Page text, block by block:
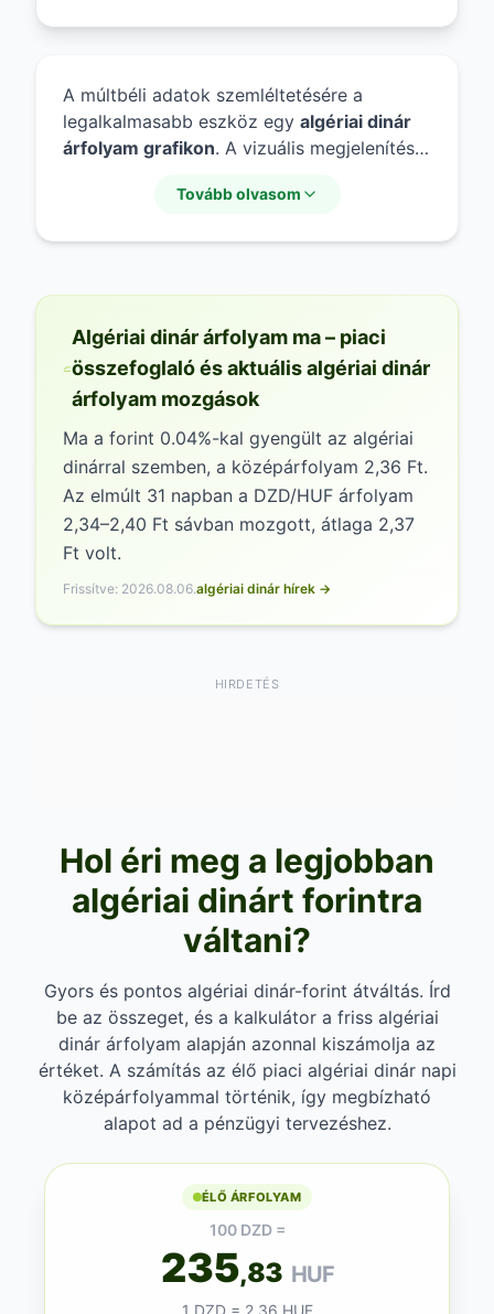
A múltbéli adatok szemléltetésére a
legalkalmasabb eszköz egy algériai dinár
árfolyam grafikon. A vizuális megjelenítés
hosszabb és rövidebb időtávon
múltbeli események és a forint viszonyának
megértésében.
Tovább olvasom
Algériai dinár árfolyam ma – piaci
összefoglaló és aktuális algériai dinár
árfolyam mozgások
Ma a forint 0.04%-kal gyengült az algériai
dinárral szemben, a középárfolyam 2,36 Ft.
Az elmúlt 31 napban a DZD/HUF árfolyam
2,34–2,40 Ft sávban mozgott, átlaga 2,37
Ft volt.
Frissítve: 2026.08.06.algériai dinár hírek →
HIRDETÉS
Hol éri meg a legjobban
algériai dinárt forintra
váltani?
Gyors és pontos algériai dinár-forint átváltás. Írd
be az összeget, és a kalkulátor a friss algériai
dinár árfolyam alapján azonnal kiszámolja az
értéket. A számítás az élő piaci algériai dinár napi
középárfolyammal történik, így megbízható
alapot ad a pénzügyi tervezéshez.
ÉLŐ ÁRFOLYAM
100 DZD =
235,83 HUF
1 DZD = 2,36 HUF